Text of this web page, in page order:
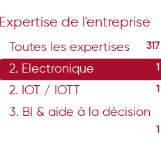
Expertise de l'entreprise
Toutes les expertises 317
2. Electronique 1
2. IOT / IOTT 1
3. BI & aide à la décision
1